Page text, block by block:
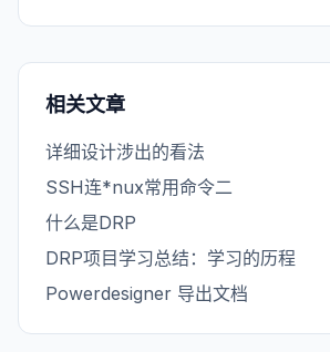
相关文章
详细设计涉出的看法
SSH连*nux常用命令二
什么是DRP
DRP项目学习总结：学习的历程
Powerdesigner 导出文档